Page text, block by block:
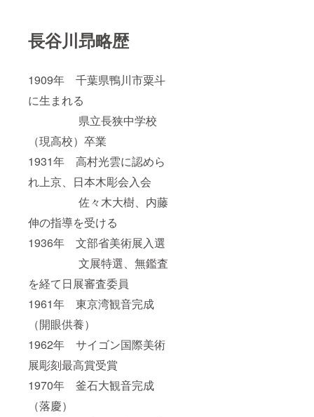
長谷川昻略歴
1909年 千葉県鴨川市粟斗
に生まれる
県立長狭中学校
（現高校）卒業
1931年 高村光雲に認めら
れ上京、日本木彫会入会
佐々木大樹、内藤
伸の指導を受ける
1936年 文部省美術展入選
文展特選、無鑑査
を経て日展審査委員
1961年 東京湾観音完成
（開眼供養）
1962年 サイゴン国際美術
展彫刻最高賞受賞
1970年 釜石大観音完成
（落慶）